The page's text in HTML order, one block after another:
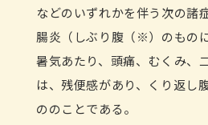
などのいずれかを伴う次の諸
腸炎（しぶり腹（※）のもの
暑気あたり、頭痛、むくみ、
は、残便感があり、くり返し
ののことである。